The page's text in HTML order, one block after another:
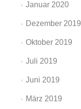
Januar 2020
Dezember 2019
Oktober 2019
Juli 2019
Juni 2019
März 2019